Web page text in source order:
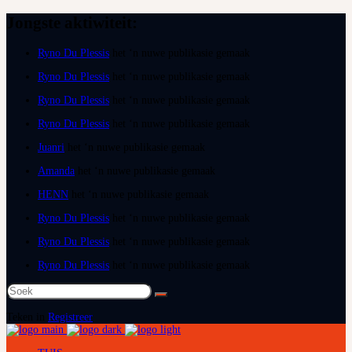
Ryno Du Plessis
Ryno Du Plessis
Ryno Du Plessis
Ryno Du Plessis
Juanri
Amanda
HENN
Ryno Du Plessis
Ryno Du Plessis
Ryno Du Plessis
Soek
na:
Registreer